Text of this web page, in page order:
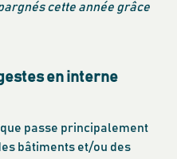
cette année grâce
en interne
passe principalement
bâtiments et/ou des